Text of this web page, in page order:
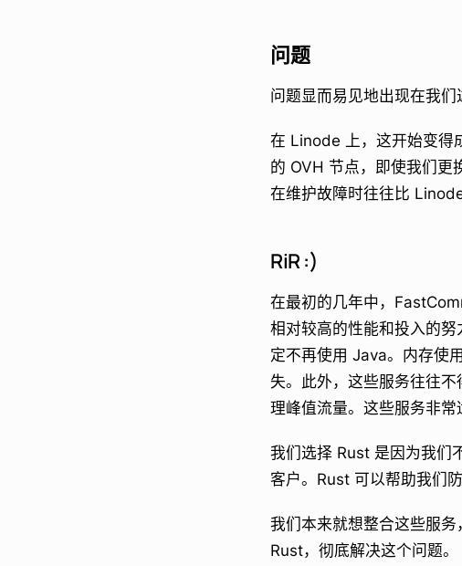
问题
问题显而易见地出现在我们
在 Linode 上，这开始变得
的 OVH 节点，即使我们
在维护故障时往往比
RiR :)
在最初的几年中，
相对较高的性能和投入的
定不再使用 Java。内存使
失。此外，这些服务往往
理峰值流量。这些服务非常
我们选择 Rust 是因为我们
客户。Rust 可以帮助我们防
我们本来就想整合这些服
Rust，彻底解决这个问题。